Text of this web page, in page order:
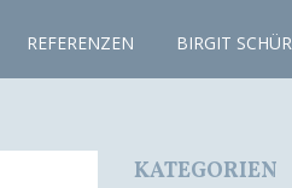
REFERENZEN BIRGIT
KATEGORIEN